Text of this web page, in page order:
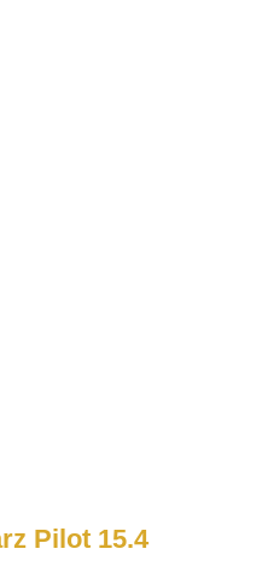
Pilot 15.4